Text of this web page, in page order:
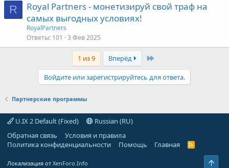
R
Royal Partners - монетизируй свой траф на
самых выгодных условиях!
RoyalPartners
Ответы 101 3 Фев 2025
1 из 9 Вперёд Last
Войдите или зарегистрируйтесь для ответа.
Партнерские программы
U.IX 2 Default (Fixed)
Russian (RU)
Обратная связь
Условия и правила
Политика конфиденциальности
Помощь Главная
R
Локализация от XenForo.Info